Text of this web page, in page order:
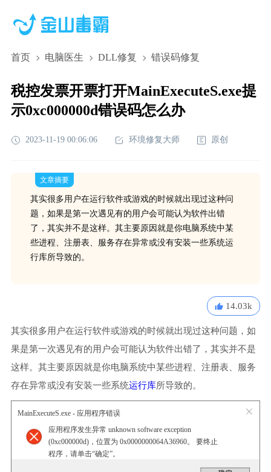
首页 电脑医生 DLL修复 错误码修复
税控发票开票打开MainExecuteS.exe提
示0xc000000d错误码怎么办
2023-11-19 00:06:06 环境修复大师 原创
文章摘要
其实很多用户在运行软件或游戏的时候就出现过这种问
题，如果是第一次遇见有的用户会可能认为软件出错
了，其实并不是这样。其主要原因就是你电脑系统中某
些进程、注册表、服务存在异常或没有安装一些系统运
行库所导致的。
14.03k
其实很多用户在运行软件或游戏的时候就出现过这种问题，如
果是第一次遇见有的用户会可能认为软件出错了，其实并不是
这样。其主要原因就是你电脑系统中某些进程、注册表、服务
存在异常或没有安装一些系统运行库所导致的。
MainExecuteS.exe - 应用程序错误
应用程序发生异常 unknown software exception
(0xc000000d)，位置为 0x0000000064A36960。 要终止
程序，请单击“确定”。